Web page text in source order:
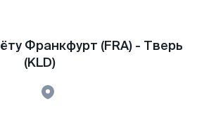
Франкфурт (FRA) - Тверь
(KLD)